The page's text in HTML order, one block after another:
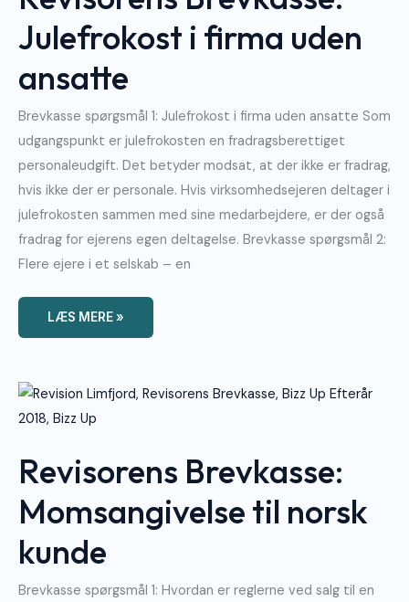
Julefrokost i firma uden
ansatte
Brevkasse spørgsmål 1: Julefrokost i firma uden ansatte Som
udgangspunkt er julefrokosten en fradragsberettiget
personaleudgift. Det betyder modsat, at der ikke er fradrag,
hvis ikke der er personale. Hvis virksomhedsejeren deltager i
julefrokosten sammen med sine medarbejdere, er der også
fradrag for ejerens egen deltagelse. Brevkasse spørgsmål 2:
Flere ejere i et selskab – en
LÆS MERE »
Revisorens Brevkasse:
Momsangivelse til norsk
kunde
Brevkasse spørgsmål 1: Hvordan er reglerne ved salg til en
Revisorens
Brevkasse:
Momsangivelse
Til